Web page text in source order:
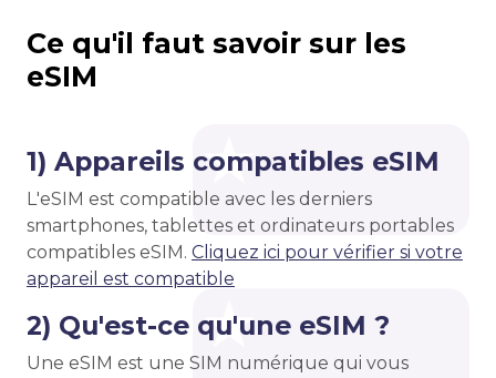
Ce qu'il faut savoir sur les
eSIM
1) Appareils compatibles eSIM
L'eSIM est compatible avec les derniers
smartphones, tablettes et ordinateurs portables
compatibles eSIM. Cliquez ici pour vérifier si votre
appareil est compatible
2) Qu'est-ce qu'une eSIM ?
Une eSIM est une SIM numérique qui vous